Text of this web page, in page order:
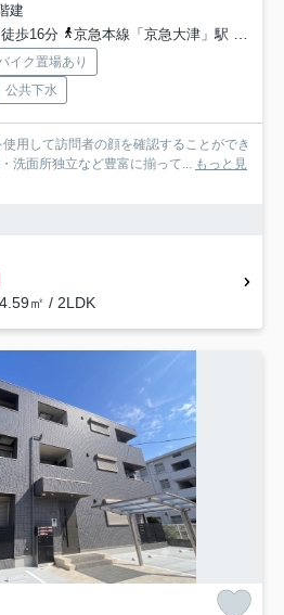
建
歩16分
京急本線「京急大津」駅 徒歩18分
イク置場あり
公共下水
用して訪問者の顔を確認することができ
洗面所独立など豊富に揃って... もっと見
㎡ / 2LDK